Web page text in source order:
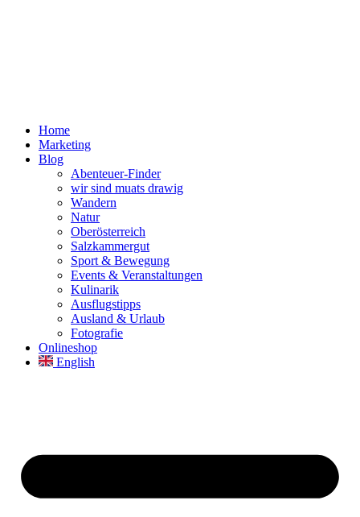
Home
Marketing
Blog
Abenteuer-Finder
wir sind muats drawig
Wandern
Natur
Oberösterreich
Salzkammergut
Sport & Bewegung
Events & Veranstaltungen
Kulinarik
Ausflugstipps
Ausland & Urlaub
Fotografie
Onlineshop
English